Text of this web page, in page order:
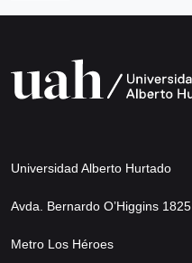
Universidad Alberto Hurtado
Avda. Bernardo O’Higgins 1825
Metro Los Héroes